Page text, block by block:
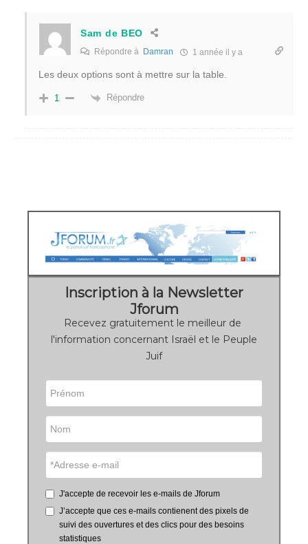
Sam de BEO
Répondre à Damran 1 année il y a
Les deux options sont à mettre sur la table.
1 Répondre
Inscription à la Newsletter
Jforum
Recevez gratuitement le meilleur de
l'information concernant Israël et le Peuple
Juif
J'accepte de recevoir les e-mails de Jforum
J’accepte que ces e-mails contienent des pixels de
suivi des ouvertures et des clics pour des besoins
statistiques